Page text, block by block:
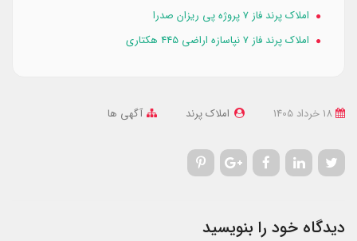
املاک پرند فاز ۷ پروژه پی ریزان صدرا
املاک پرند فاز ۷ نپاسازه اراضی ۴۴۵ هکتاری
املاک پرند آگهی ها
دیدگاه خود را بنویسید